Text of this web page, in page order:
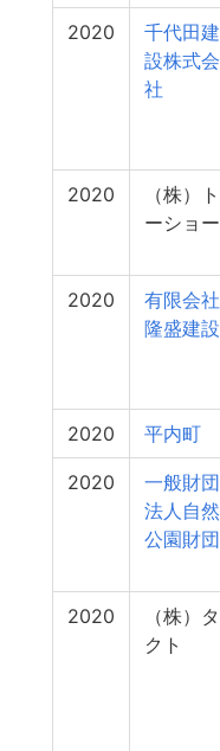
2020
千代田建
設株式会
社
2020
（株）ト
ーショー
2020
有限会社
隆盛建設
2020 平内町
2020
一般財団
法人自然
公園財団
2020
（株）タ
クト